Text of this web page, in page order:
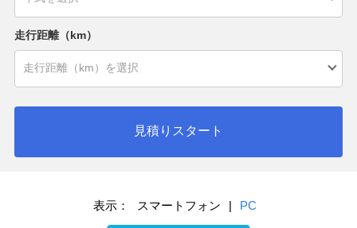
走行距離（km）
見積りスタート
表示： スマートフォン | PC